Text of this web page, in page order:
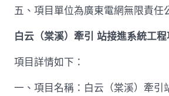
五、項目單位為廣東電網無限責任
白云（棠溪）牽引 站接進系統工程
項目詳情如下：
一、項目名稱：白云（棠溪）牽引